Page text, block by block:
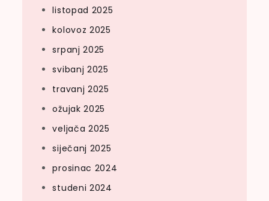
listopad 2025
kolovoz 2025
srpanj 2025
svibanj 2025
travanj 2025
ožujak 2025
veljača 2025
siječanj 2025
prosinac 2024
studeni 2024